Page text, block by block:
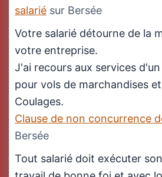
salarié sur Bersée
Votre salarié détourne de la
votre entreprise.
J'ai recours aux services
pour vols de marchandises
Coulages.
Clause de non concurrence
Bersée
Tout salarié doit exécuter